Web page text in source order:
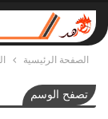
الصفحة الرئيسية
تصفح الوسم